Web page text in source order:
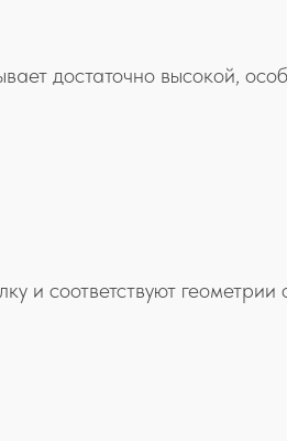
достаточно высокой,
и соответствуют геометрии